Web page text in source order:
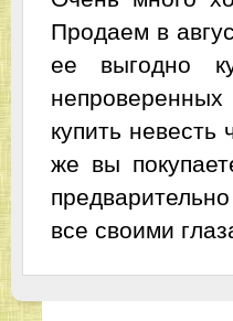
Продаем в
ее выгодно
купить
же вы
все своими